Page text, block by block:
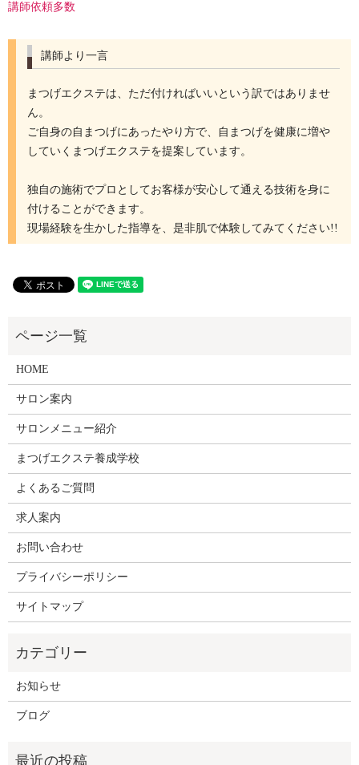
講師依頼多数
講師より一言
まつげエクステは、ただ付ければいいという訳ではありませ
ん。
ご自身の自まつげにあったやり方で、自まつげを健康に増や
していくまつげエクステを提案しています。
独自の施術でプロとしてお客様が安心して通える技術を身に
付けることができます。
現場経験を生かした指導を、是非肌で体験してみてください!!
HOME
サロン案内
サロンメニュー紹介
まつげエクステ養成学校
よくあるご質問
求人案内
お問い合わせ
プライバシーポリシー
サイトマップ
お知らせ
ブログ